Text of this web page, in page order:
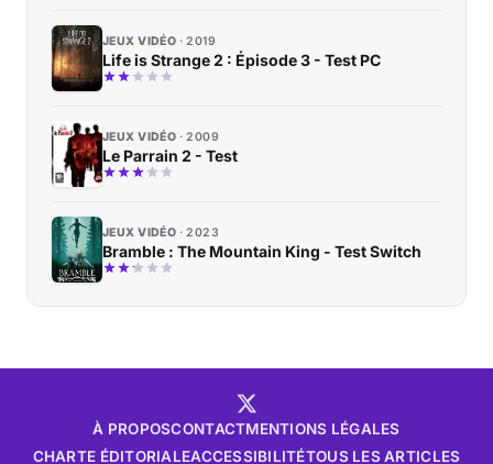
JEUX VIDÉO 2019
Life is Strange 2 : Épisode 3 - Test PC
JEUX VIDÉO 2009
Le Parrain 2 - Test
JEUX VIDÉO 2023
Bramble : The Mountain King - Test Switch
À PROPOSCONTACTMENTIONS LÉGALES
CHARTE ÉDITORIALEACCESSIBILITÉTOUS LES ARTICLES